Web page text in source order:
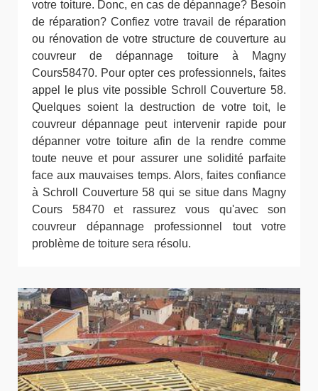
votre toiture. Donc, en cas de dépannage? Besoin
de réparation? Confiez votre travail de réparation
ou rénovation de votre structure de couverture au
couvreur de dépannage toiture à Magny
Cours58470. Pour opter ces professionnels, faites
appel le plus vite possible Schroll Couverture 58.
Quelques soient la destruction de votre toit, le
couvreur dépannage peut intervenir rapide pour
dépanner votre toiture afin de la rendre comme
toute neuve et pour assurer une solidité parfaite
face aux mauvaises temps. Alors, faites confiance
à Schroll Couverture 58 qui se situe dans Magny
Cours 58470 et rassurez vous qu'avec son
couvreur dépannage professionnel tout votre
problème de toiture sera résolu.